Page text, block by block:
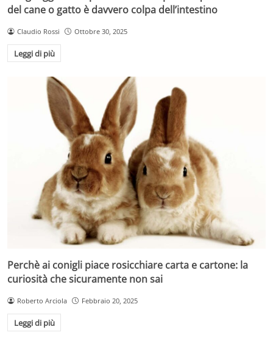
del cane o gatto è davvero colpa dell’intestino
Claudio Rossi Ottobre 30, 2025
Leggi di più
Perchè ai conigli piace rosicchiare carta e cartone: la
curiosità che sicuramente non sai
Roberto Arciola Febbraio 20, 2025
Leggi di più